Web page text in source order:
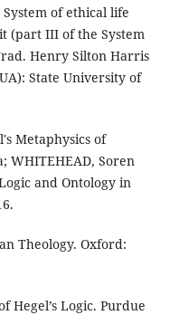
of ethical life
(part III of the System
Henry Silton Harris
State University of
Metaphysics of
WHITEHEAD, Soren
and Ontology in
Theology. Oxford:
Hegel’s Logic. Purdue